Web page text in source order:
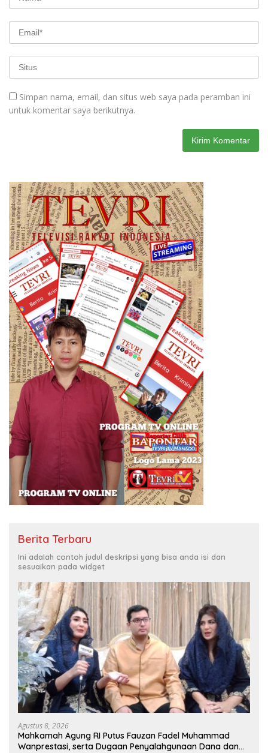
Simpan nama, email, dan situs web saya pada peramban ini
untuk komentar saya berikutnya.
Berita Terbaru
Ini adalah contoh judul deskripsi yang bisa anda isi dan
sesuaikan pada widget
Agustus 8, 2026
Mahkamah Agung RI Putus Fauzan Fadel Muhammad
Wanprestasi, serta Dugaan Penyalahgunaan Dana dan